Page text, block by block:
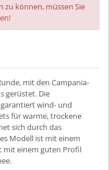
zu können, müssen Sie
mit den Campania-
gerüstet. Die
wind- und
für warme, trockene
sich durch das
Modell ist mit einem
mit einem guten Profil